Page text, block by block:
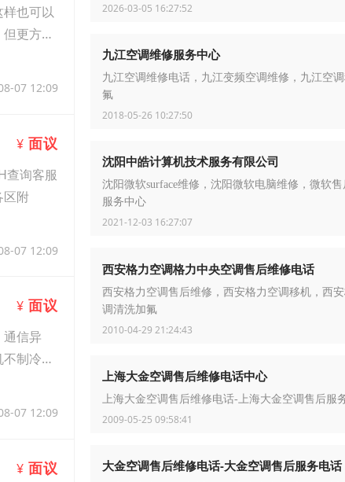
也可以
更方便
07 12:09
¥ 面议
查询客服
区附
07 12:09
¥ 面议
信异
制冷、
07 12:09
¥ 面议
2026-03-05 16:27:52
九江空调维修服务中心
九江空调维修电话，九江变频空调维修，九江空
氟
2018-05-26 10:27:50
沈阳中皓计算机技术服务有限公司
沈阳微软surface维修，沈阳微软电脑维修，微软
服务中心
2021-12-03 16:27:07
西安格力空调格力中央空调售后维修电话
西安格力空调售后维修，西安格力空调移机，西
调清洗加氟
2010-04-29 21:24:43
上海大金空调售后维修电话中心
上海大金空调售后维修电话-上海大金空调售后服
2009-05-25 09:58:41
大金空调售后维修电话-大金空调售后服务电话